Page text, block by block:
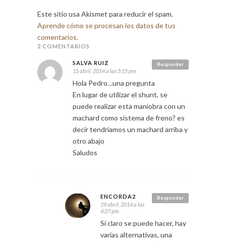
Este sitio usa Akismet para reducir el spam.
Aprende cómo se procesan los datos de tus
comentarios.
2 COMENTARIOS
Responder
SALVA RUIZ
15 abril, 2014 a las 5:15 pm
Hola Pedro…una pregunta
En lugar de utilizar el shunt, se
puede realizar esta maniobra con un
machard como sistema de freno? es
decir tendríamos un machard arriba y
otro abajo
Saludos
Responder
ENCORDA2
29 abril, 2014 a las
4:27 pm
Sí claro se puede hacer, hay
varias alternativas, una